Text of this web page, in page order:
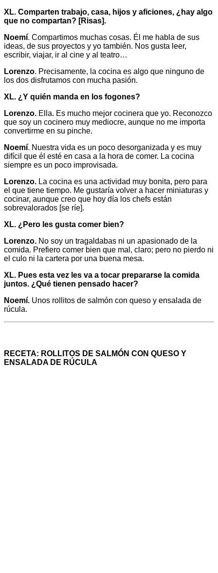
XL. Comparten trabajo, casa, hijos y aficiones, ¿hay algo
que no compartan? [Risas].
Noemí. Compartimos muchas cosas. Él me habla de sus
ideas, de sus proyectos y yo también. Nos gusta leer,
escribir, viajar, ir al cine y al teatro…
Lorenzo. Precisamente, la cocina es algo que ninguno de
los dos disfrutamos con mucha pasión.
XL. ¿Y quién manda en los fogones?
Lorenzo. Ella. Es mucho mejor cocinera que yo. Reconozco
que soy un cocinero muy mediocre, aunque no me importa
convertirme en su pinche.
Noemí. Nuestra vida es un poco desorganizada y es muy
difícil que él esté en casa a la hora de comer. La cocina
siempre es un poco improvisada.
Lorenzo. La cocina es una actividad muy bonita, pero para
el que tiene tiempo. Me gustaría volver a hacer miniaturas y
cocinar, aunque creo que hoy día los chefs están
sobrevalorados [se ríe].
XL. ¿Pero les gusta comer bien?
Lorenzo. No soy un tragaldabas ni un apasionado de la
comida. Prefiero comer bien que mal, claro; pero no pierdo ni
el culo ni la cartera por una buena mesa.
XL. Pues esta vez les va a tocar prepararse la comida
juntos. ¿Qué tienen pensado hacer?
Noemí. Unos rollitos de salmón con queso y ensalada de
rúcula.
RECETA: ROLLITOS DE SALMÓN CON QUESO Y
ENSALADA DE RÚCULA